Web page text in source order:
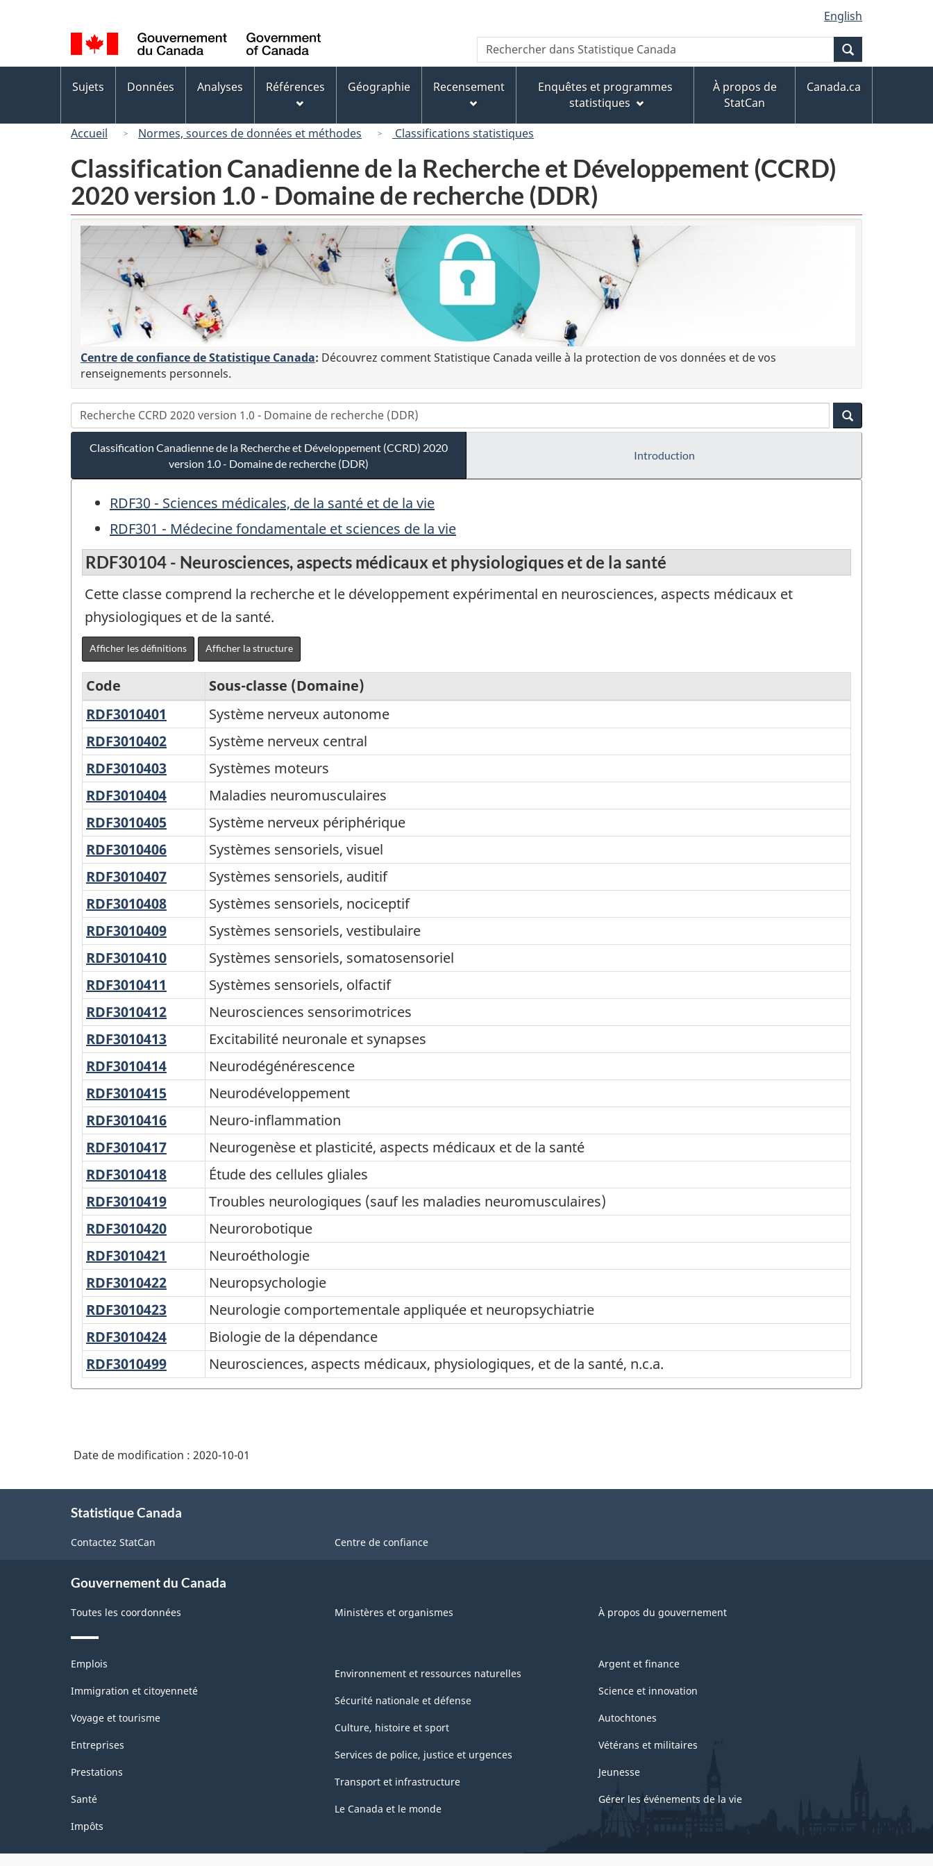
au
contenu
principal
« À
propos
de
ce
version
HTML
simplifiée
de
la
langue
English
Canada
Recherche
Rechercher
dans
Canada
des
Sujets Données Analyses Références Géographie Recensement
Enquêtes et programmes
statistiques
À propos de
StatCan
Canada.ca
Accueil Normes, sources de données et méthodes Classifications statistiques
Classification Canadienne de la Recherche et Développement (CCRD)
2020 version 1.0 - Domaine de recherche (DDR)
Centre de confiance de Statistique Canada: Découvrez comment Statistique Canada veille à la protection de vos données et de vos
renseignements personnels.
Classification Canadienne de la Recherche et Développement (CCRD) 2020
version 1.0 - Domaine de recherche (DDR)
Introduction
RDF30 - Sciences médicales, de la santé et de la vie
RDF301 - Médecine fondamentale et sciences de la vie
RDF30104 - Neurosciences, aspects médicaux et physiologiques et de la santé
Cette classe comprend la recherche et le développement expérimental en neurosciences, aspects médicaux et
physiologiques et de la santé.
Afficher les définitions Afficher la structure
Classification
Canadienne
de
la
Recherche
et
Développement
(CCRD)
2020
version
1.0
-
Domaine
de
recherche
(DDR)
-
Structure
de
la
classification
Code
Sous-classe (Domaine)
RDF3010401
Système
nerveux
autonome
Système nerveux autonome
RDF3010402 Système
nerveux
central
Système nerveux central
RDF3010403 Systèmes
moteurs
Systèmes moteurs
RDF3010404 Maladies
neuromusculaires
Maladies neuromusculaires
RDF3010405 Système
nerveux
périphérique
Système nerveux périphérique
RDF3010406 Systèmes
sensoriels,
visuel
Systèmes sensoriels, visuel
RDF3010407 Systèmes
sensoriels,
auditif
Systèmes sensoriels, auditif
RDF3010408 Systèmes
sensoriels,
nociceptif
Systèmes sensoriels, nociceptif
RDF3010409 Systèmes
sensoriels,
vestibulaire
Systèmes sensoriels, vestibulaire
RDF3010410 Systèmes
sensoriels,
somatosensoriel
Systèmes sensoriels, somatosensoriel
RDF3010411
Systèmes
sensoriels,
olfactif
Systèmes sensoriels, olfactif
RDF3010412 Neurosciences
sensorimotrices
Neurosciences sensorimotrices
RDF3010413 Excitabilité
neuronale
et
synapses
Excitabilité neuronale et synapses
RDF3010414 Neurodégénérescence
Neurodégénérescence
RDF3010415 Neurodéveloppement
Neurodéveloppement
RDF3010416 Neuro-
inflammation
Neuro-inflammation
RDF3010417 Neurogenèse
et
plasticité,
aspects
médicaux
et
de
santé
Neurogenèse et plasticité, aspects médicaux et de la santé
RDF3010418
des
cellules
gliales
Étude des cellules gliales
RDF3010419 Troubles
neurologiques
(sauf
maladies
neuromusculaires)
Troubles neurologiques (sauf les maladies neuromusculaires)
RDF3010420 Neurorobotique
Neurorobotique
RDF3010421
Neuroéthologie
Neuroéthologie
RDF3010422 Neuropsychologie
Neuropsychologie
RDF3010423 Neurologie
comportementale
appliquée
neuropsychiatrie
Neurologie comportementale appliquée et neuropsychiatrie
RDF3010424 Biologie
de
la
dépendance
Biologie de la dépendance
RDF3010499 Neurosciences,
aspects
de
n.c.a.
Neurosciences, aspects médicaux, physiologiques, et de la santé, n.c.a.
Date de modification : 2020-10-01
Statistique Canada
Contactez StatCan Centre de confiance
Gouvernement du Canada
Toutes les coordonnées Ministères et organismes À propos du gouvernement
Thèmes
sujets
Emplois
Immigration et citoyenneté
Voyage et tourisme
Entreprises
Prestations
Santé
Impôts
Environnement et ressources naturelles
Sécurité nationale et défense
Culture, histoire et sport
Services de police, justice et urgences
Transport et infrastructure
Le Canada et le monde
Argent et finance
Science et innovation
Autochtones
Vétérans et militaires
Jeunesse
Gérer les événements de la vie